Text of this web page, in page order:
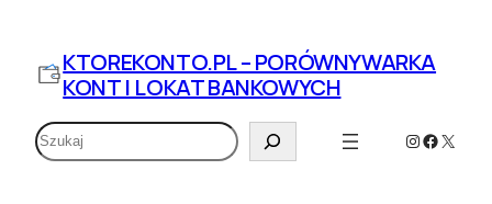
treści
KTOREKONTO.PL – PORÓWNYWARKA
KONT I LOKAT BANKOWYCH
Szukaj Instagram
X